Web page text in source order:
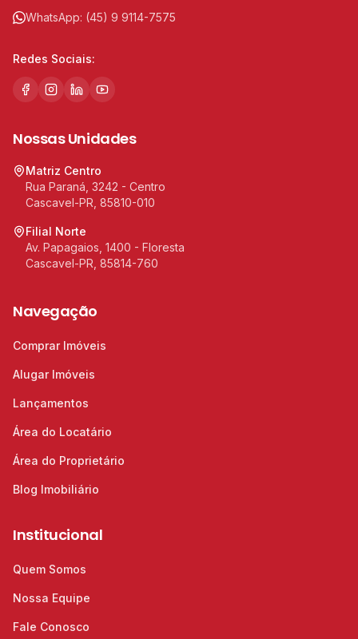
WhatsApp: (45) 9 9114-7575
Redes Sociais:
Nossas Unidades
Matriz Centro
Rua Paraná, 3242 - Centro
Cascavel-PR, 85810-010
Filial Norte
Av. Papagaios, 1400 - Floresta
Cascavel-PR, 85814-760
Navegação
Comprar Imóveis
Alugar Imóveis
Lançamentos
Área do Locatário
Área do Proprietário
Blog Imobiliário
Institucional
Quem Somos
Nossa Equipe
Fale Conosco